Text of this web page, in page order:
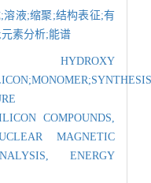
液;缩聚;结构表征;有
素分析;能谱
HYDROXY
COMPOUNDS,
MAGNETIC
ENERGY